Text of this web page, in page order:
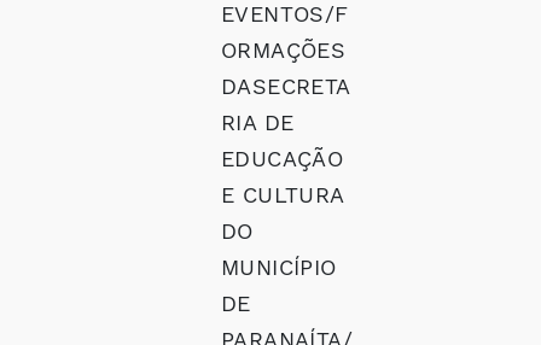
EVENTOS/F
ORMAÇÕES
DASECRETA
RIA DE
EDUCAÇÃO
E CULTURA
DO
MUNICÍPIO
DE
PARANAÍTA/